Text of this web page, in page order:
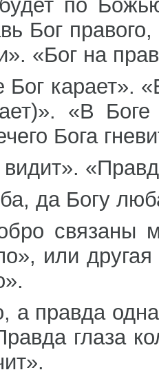
по
Бог
«Бог на
карает».
«В
Бога
да Богу
связаны
или
а правда
глаза